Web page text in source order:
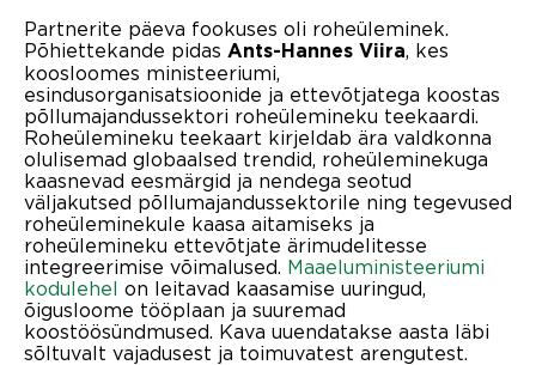
Partnerite päeva fookuses oli roheüleminek.
Põhiettekande pidas Ants-Hannes Viira, kes
koosloomes ministeeriumi,
esindusorganisatsioonide ja ettevõtjatega koostas
põllumajandussektori roheülemineku teekaardi.
Roheülemineku teekaart kirjeldab ära valdkonna
olulisemad globaalsed trendid, roheüleminekuga
kaasnevad eesmärgid ja nendega seotud
väljakutsed põllumajandussektorile ning tegevused
roheüleminekule kaasa aitamiseks ja
roheülemineku ettevõtjate ärimudelitesse
integreerimise võimalused. Maaeluministeeriumi
kodulehel on leitavad kaasamise uuringud,
õigusloome tööplaan ja suuremad
koostöösündmused. Kava uuendatakse aasta läbi
sõltuvalt vajadusest ja toimuvatest arengutest.